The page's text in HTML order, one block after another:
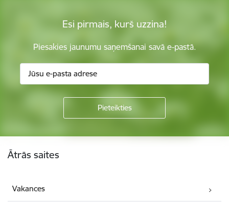
Esi pirmais, kurš uzzina!
Piesakies jaunumu saņemšanai savā e-pastā.
Ātrās saites
Vakances